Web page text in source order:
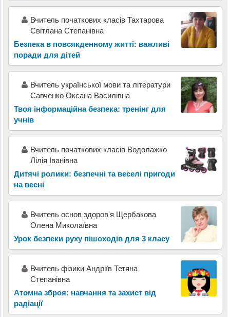
Вчитель початкових класів Тахтарова
Світлана Степанівна
Безпека в повсякденному житті: важливі
поради для дітей
Вчитель української мови та літератури
Савченко Оксана Василівна
Твоя інформаційна безпека: тренінг для
учнів
Вчитель початкових класів Водолажко
Лілія Іванівна
Дитячі ролики: безпечні та веселі пригоди
на весні
Вчитель основ здоров'я Щербакова
Олена Миколаївна
Урок безпеки руху пішоходів для 3 класу
Вчитель фізики Андріїв Тетяна
Степанівна
Атомна зброя: навчання та захист від
радіації